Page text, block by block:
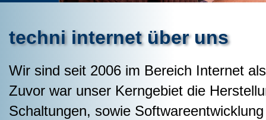
techni internet über uns
Wir sind seit 2006 im Bereich Internet
Zuvor war unser Kerngebiet die
Schaltungen, sowie